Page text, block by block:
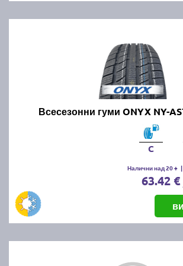
Всесезонни гуми ONYX NY-
C
Налични над 20 + |
63.42